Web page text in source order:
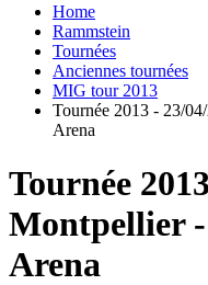
Home
Rammstein
Tournées
Anciennes tournées
MIG tour 2013
Tournée 2013 - 23/
Arena
Tournée
Montpellier
Arena